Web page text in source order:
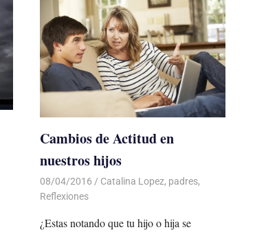
Cambios de Actitud en
nuestros hijos
08/04/2016 Luis Castellanos
Catalina Lopez, padres,
Reflexiones
¿Estas notando que tu hijo o hija se